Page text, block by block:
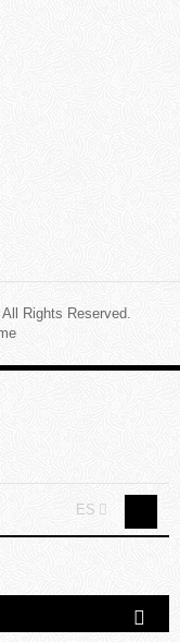
Rights Reserved.
ES